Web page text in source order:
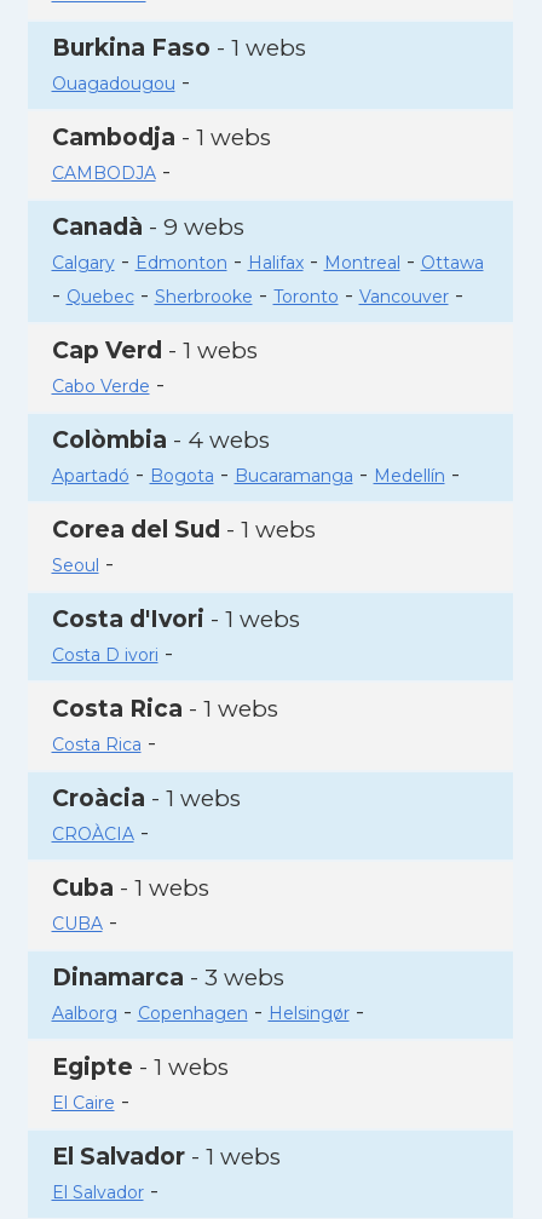
Burkina Faso - 1 webs
Ouagadougou -
Cambodja - 1 webs
CAMBODJA-
Canadà - 9 webs
Calgary- Edmonton - Halifax- Montreal - Ottawa
- Quebec- Sherbrooke - Toronto - Vancouver-
Cap Verd - 1 webs
Cabo Verde -
Colòmbia - 4 webs
Apartadó - Bogota - Bucaramanga - Medellín -
Corea del Sud - 1 webs
Seoul -
Costa d'Ivori - 1 webs
Costa D ivori -
Costa Rica - 1 webs
Costa Rica -
Croàcia - 1 webs
CROÀCIA-
Cuba - 1 webs
CUBA-
Dinamarca - 3 webs
Aalborg - Copenhagen - Helsingør-
Egipte - 1 webs
El Caire -
El Salvador- 1 webs
El Salvador-